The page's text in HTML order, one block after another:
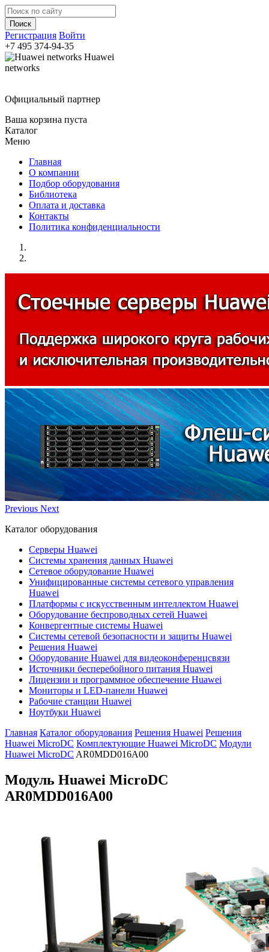
Регистрация Войти
+7 495 374-94-35
Huawei
networks
Официальный партнер
Ваша корзина пуста
Каталог
Меню
Главная
О компании
Подбор оборудования
Библиотека
Оплата и доставка
Контакты
Политика конфиденциальности
Previous Next
Каталог оборудования
Серверы Huawei
Системы хранения данных Huawei
Сетевое оборудование Huawei
Унифицированные системы сетевого управления
Huawei
Платформы с искусственным интеллектом Huawei
Оборудование беспроводных сетей Huawei
Конвергентные системы Huawei
Системы сетевой безопасности и защиты Huawei
Решения Huawei
Оборудование Huawei для видеоконференцсвязи
Источники бесперебойного питания Huawei
Лицензии и программное обеспечение Huawei
Мониторы и LED-панели Huawei
Рабочие станции Huawei
Ноутбуки Huawei
Главная Каталог оборудования Решения Huawei Решения
Huawei MicroDC Комплектующие Huawei MicroDC Модули
Huawei MicroDC AR0MDD016A00
Модуль Huawei MicroDC
AR0MDD016A00